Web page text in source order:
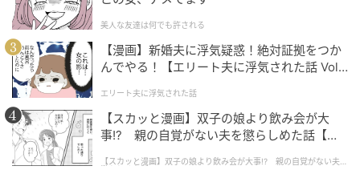
---そんな変化が起きていたとは、レントゲンを見るま
で想像できませんよね。歯科衛生士さんに「珍しいケ
ース」だと伝えられたあと、どのような説明や会話が
あったのでしょうか？また、その後の治療方針につい
てもお聞かせください。
昔から良くしてもらっている歯医者さんなので、歯科
衛生士さんと盛り上がりながら話していました。現時
美人な友達は何でも許される
【漫画】新婚夫に浮気疑惑！絶対証拠をつか
んでやる！【エリート夫に浮気された話 Vol.
エリート夫に浮気された話
【スカッと漫画】双子の娘より飲み会が大
事!? 親の自覚がない夫を懲らしめた話【第1
【スカッと漫画】双子の娘より飲み会が大事!? 親の自覚がない夫を
懲らしめた話